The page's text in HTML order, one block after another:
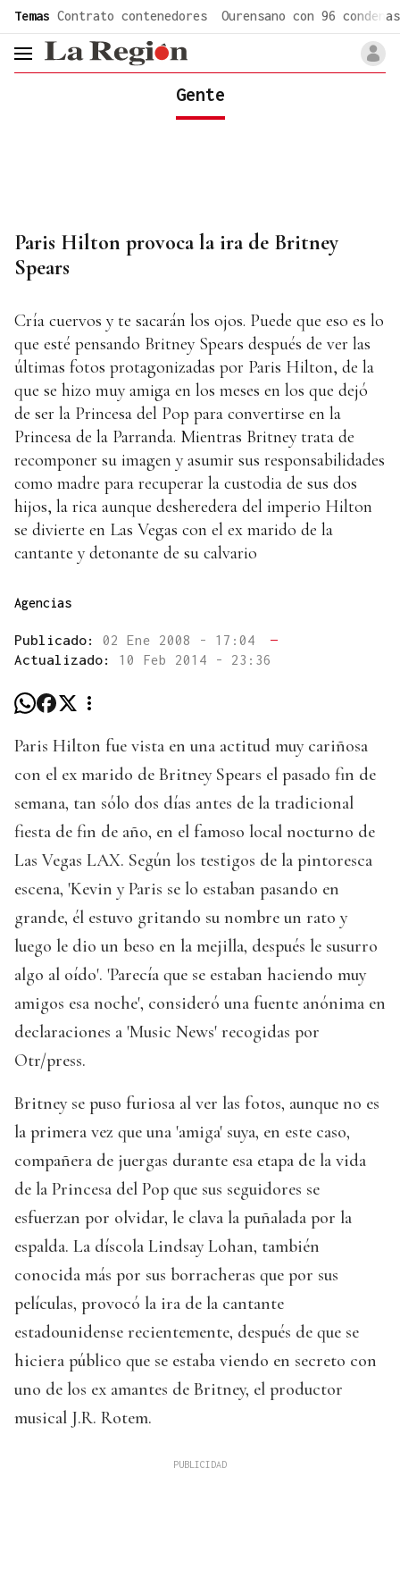
Temas Contrato contenedores Ourensano con 96 condenas
header.menu.open
Gente
Paris Hilton provoca la ira de Britney
Spears
Cría cuervos y te sacarán los ojos. Puede que eso es lo
que esté pensando Britney Spears después de ver las
últimas fotos protagonizadas por Paris Hilton, de la
que se hizo muy amiga en los meses en los que dejó
de ser la Princesa del Pop para convertirse en la
Princesa de la Parranda. Mientras Britney trata de
recomponer su imagen y asumir sus responsabilidades
como madre para recuperar la custodia de sus dos
hijos, la rica aunque desheredera del imperio Hilton
se divierte en Las Vegas con el ex marido de la
cantante y detonante de su calvario
Agencias
Publicado: 02 Ene 2008 - 17:04
—
Actualizado: 10 Feb 2014 - 23:36
Paris Hilton fue vista en una actitud muy cariñosa
con el ex marido de Britney Spears el pasado fin de
semana, tan sólo dos días antes de la tradicional
fiesta de fin de año, en el famoso local nocturno de
Las Vegas LAX. Según los testigos de la pintoresca
escena, 'Kevin y Paris se lo estaban pasando en
grande, él estuvo gritando su nombre un rato y
luego le dio un beso en la mejilla, después le susurro
algo al oído'. 'Parecía que se estaban haciendo muy
amigos esa noche', consideró una fuente anónima en
declaraciones a 'Music News' recogidas por
Otr/press.
Britney se puso furiosa al ver las fotos, aunque no es
la primera vez que una 'amiga' suya, en este caso,
compañera de juergas durante esa etapa de la vida
de la Princesa del Pop que sus seguidores se
esfuerzan por olvidar, le clava la puñalada por la
espalda. La díscola Lindsay Lohan, también
conocida más por sus borracheras que por sus
películas, provocó la ira de la cantante
estadounidense recientemente, después de que se
hiciera público que se estaba viendo en secreto con
uno de los ex amantes de Britney, el productor
musical J.R. Rotem.